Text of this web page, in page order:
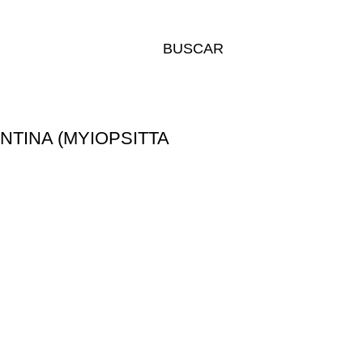
BUSCAR
(MYIOPSITTA